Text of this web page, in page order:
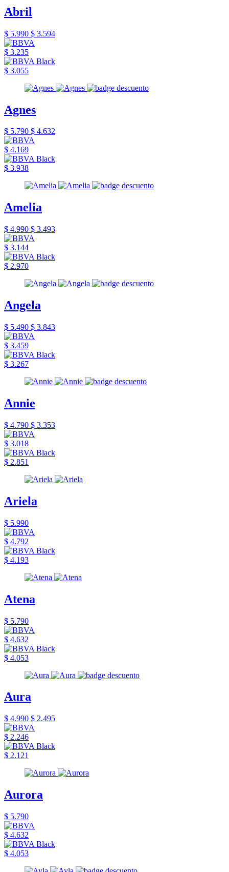
Abril
$ 5.990 $ 3.594
$ 3.235
$ 3.055
Agnes
$ 5.790 $ 4.632
$ 4.169
$ 3.938
Amelia
$ 4.990 $ 3.493
$ 3.144
$ 2.970
Angela
$ 5.490 $ 3.843
$ 3.459
$ 3.267
Annie
$ 4.790 $ 3.353
$ 3.018
$ 2.851
Ariela
$ 5.990
$ 4.792
$ 4.193
Atena
$ 5.790
$ 4.632
$ 4.053
Aura
$ 4.990 $ 2.495
$ 2.246
$ 2.121
Aurora
$ 5.790
$ 4.632
$ 4.053